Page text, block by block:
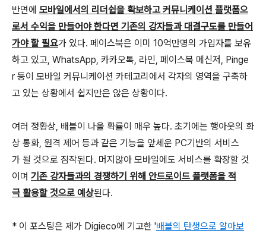
반면에 모바일에서의 리더쉽을 확보하고 커뮤니케이션 플랫폼으
로서 수익을 만들어야 한다면 기존의 강자들과 대결구도를 만들어
가야 할 필요가 있다. 페이스북은 이미 10억만명의 가입자를 보유
하고 있고, WhatsApp, 카카오톡, 라인, 페이스북 메신저, Pinge
r 등이 모바일 커뮤니케이션 카테고리에서 각자의 영역을 구축하
고 있는 상황에서 쉽지만은 않은 상황이다.
여러 정황상, 배블이 나올 확률이 매우 높다. 초기에는 행아웃의 화
상 통화, 원격 제어 등과 같은 기능을 앞세운 PC기반의 서비스
가 될 것으로 짐작된다. 머지않아 모바일에도 서비스를 확장할 것
이며 기존 강자들과의 경쟁하기 위해 안드로이드 플랫폼을 적
극 활용할 것으로 예상된다.
* 이 포스팅은 제가 Digieco에 기고한 '배블의 탄생으로 알아보